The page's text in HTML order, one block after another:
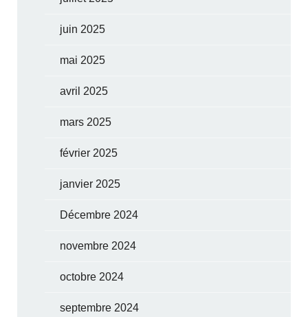
juin 2025
mai 2025
avril 2025
mars 2025
février 2025
janvier 2025
Décembre 2024
novembre 2024
octobre 2024
septembre 2024